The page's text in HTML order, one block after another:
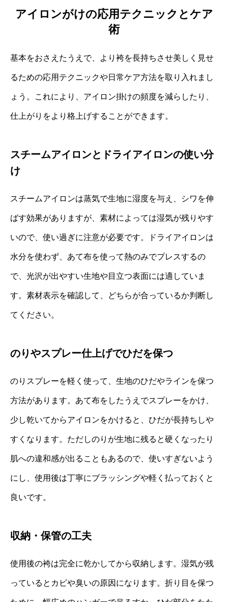
アイロンがけの応用テクニックとケア
術
基本をおさえたうえで、より袴を長持ちさせ美しく見せ
るための応用テクニックや日常ケア方法を取り入れまし
ょう。これにより、アイロン掛けの頻度を減らしたり、
仕上がりをより格上げすることができます。
スチームアイロンとドライアイロンの使い分
け
スチームアイロンは蒸気で生地に湿度を与え、シワを伸
ばす効果がありますが、素材によっては湿気が残りやす
いので、使い過ぎに注意が必要です。ドライアイロンは
水分を使わず、あて布を使って熱のみでプレスするの
で、光沢が出やすい生地や目立つ表面には適していま
す。素材表示を確認して、どちらが合っているか判断し
てください。
のりやスプレー仕上げでひだを保つ
のりスプレーを軽く使って、生地のひだやラインを保つ
方法があります。あて布をしたうえでスプレーをかけ、
少し乾いてからアイロンをかけると、ひだが長持ちしや
すくなります。ただしのりが生地に残ると硬くなったり
肌への違和感が出ることもあるので、使いすぎないよう
にし、使用後は丁寧にブラッシングや軽く払っておくと
良いです。
収納・保管の工夫
使用後の袴は完全に乾かしてから収納します。湿気が残
っているとカビや臭いの原因になります。折り目を保つ